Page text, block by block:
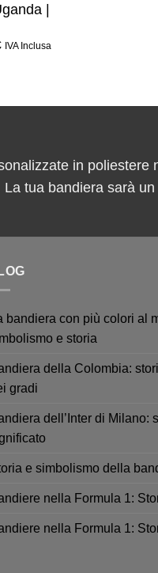
|
IVA Inclusa
in
tua bandiera sarà
bandiera con più colori al
e storia
della Colombia:
gradi
dell’Inter di Milano:
e simbolismo della
nella Formula 1:
nella Formula 1: